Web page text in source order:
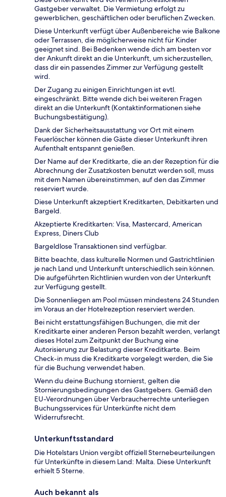
Gastgeber verwaltet. Die Vermietung erfolgt zu
gewerblichen, geschäftlichen oder beruflichen Zwecken.
Diese Unterkunft verfügt über Außenbereiche wie Balkone
oder Terrassen, die möglicherweise nicht für Kinder
geeignet sind. Bei Bedenken wende dich am besten vor
der Ankunft direkt an die Unterkunft, um sicherzustellen,
dass dir ein passendes Zimmer zur Verfügung gestellt
wird.
Der Zugang zu einigen Einrichtungen ist evtl.
eingeschränkt. Bitte wende dich bei weiteren Fragen
direkt an die Unterkunft (Kontaktinformationen siehe
Buchungsbestätigung).
Dank der Sicherheitsausstattung vor Ort mit einem
Feuerlöscher können die Gäste dieser Unterkunft ihren
Aufenthalt entspannt genießen.
Der Name auf der Kreditkarte, die an der Rezeption für die
Abrechnung der Zusatzkosten benutzt werden soll, muss
mit dem Namen übereinstimmen, auf den das Zimmer
reserviert wurde.
Diese Unterkunft akzeptiert Kreditkarten, Debitkarten und
Bargeld.
Akzeptierte Kreditkarten: Visa, Mastercard, American
Express, Diners Club
Bargeldlose Transaktionen sind verfügbar.
Bitte beachte, dass kulturelle Normen und Gastrichtlinien
je nach Land und Unterkunft unterschiedlich sein können.
Die aufgeführten Richtlinien wurden von der Unterkunft
zur Verfügung gestellt.
Die Sonnenliegen am Pool müssen mindestens 24 Stunden
im Voraus an der Hotelrezeption reserviert werden.
Bei nicht erstattungsfähigen Buchungen, die mit der
Kreditkarte einer anderen Person bezahlt werden, verlangt
dieses Hotel zum Zeitpunkt der Buchung eine
Autorisierung zur Belastung dieser Kreditkarte. Beim
Check-in muss die Kreditkarte vorgelegt werden, die Sie
für die Buchung verwendet haben.
Wenn du deine Buchung stornierst, gelten die
Stornierungsbedingungen des Gastgebers. Gemäß den
EU-Verordnungen über Verbraucherrechte unterliegen
Buchungsservices für Unterkünfte nicht dem
Widerrufsrecht.
Unterkunftsstandard
Die Hotelstars Union vergibt offiziell Sternebeurteilungen
für Unterkünfte in diesem Land: Malta. Diese Unterkunft
erhielt 5 Sterne.
Auch bekannt als